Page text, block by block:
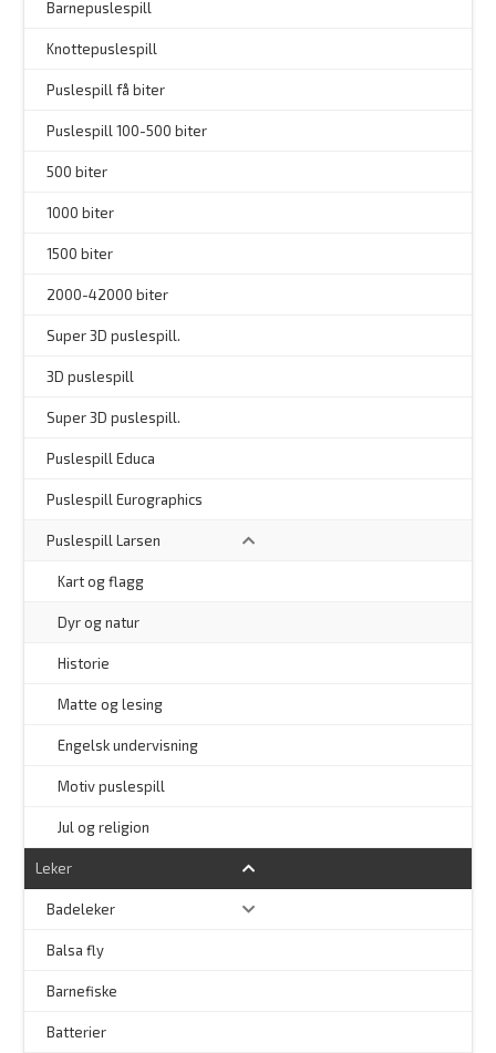
Barnepuslespill
Knottepuslespill
Puslespill få biter
Puslespill 100-500 biter
500 biter
1000 biter
1500 biter
2000-42000 biter
Super 3D puslespill.
3D puslespill
Super 3D puslespill.
Puslespill Educa
Puslespill Eurographics
Puslespill Larsen
Kart og flagg
Dyr og natur
Historie
Matte og lesing
Engelsk undervisning
Motiv puslespill
Jul og religion
Leker
Badeleker
Balsa fly
Barnefiske
Batterier